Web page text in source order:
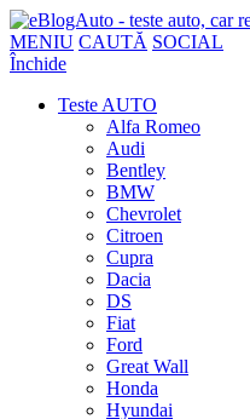
MENIU CAUTĂ SOCIAL
Închide
Teste AUTO
Alfa Romeo
Audi
Bentley
BMW
Chevrolet
Citroen
Cupra
Dacia
DS
Fiat
Ford
Great Wall
Honda
Hyundai